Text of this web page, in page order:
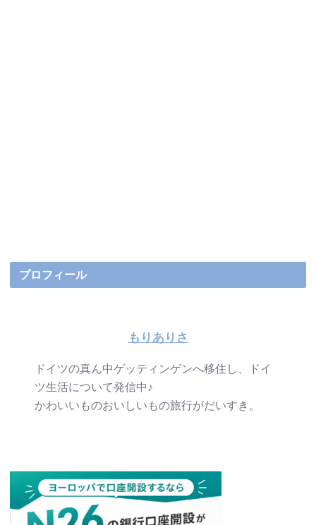
プロフィール
もりありさ
ドイツの真ん中ゲッティンゲンへ移住し、ドイ
ツ生活について発信中♪
かわいいものおいしいもの旅行がだいすき。